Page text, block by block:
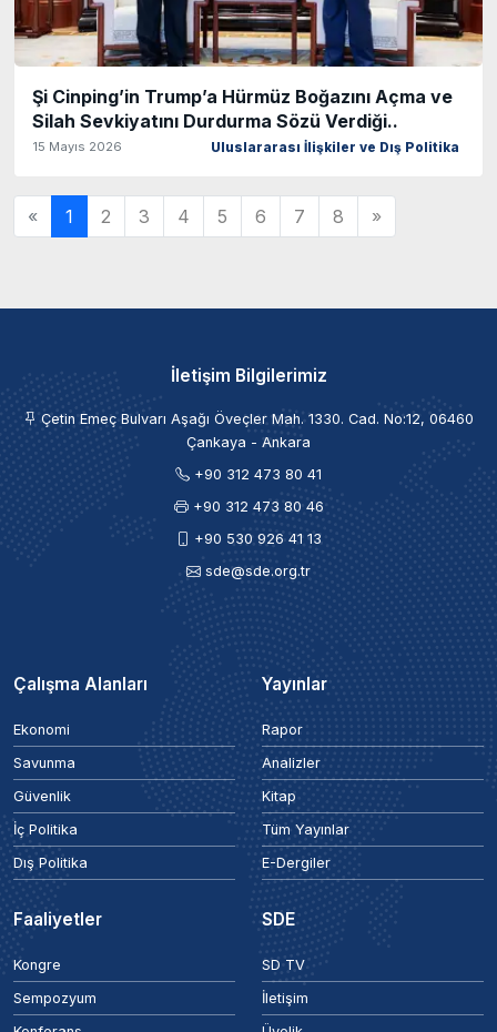
Şi Cinping’in Trump’a Hürmüz Boğazını Açma ve
Silah Sevkiyatını Durdurma Sözü Verdiği..
15 Mayıs 2026 Uluslararası İlişkiler ve Dış Politika
« 1 2 3 4 5 6 7 8 »
İletişim Bilgilerimiz
Çetin Emeç Bulvarı Aşağı Öveçler Mah. 1330. Cad. No:12, 06460
Çankaya - Ankara
+90 312 473 80 41
+90 312 473 80 46
+90 530 926 41 13
sde@sde.org.tr
Çalışma Alanları
Ekonomi
Savunma
Güvenlik
İç Politika
Dış Politika
Yayınlar
Rapor
Analizler
Kitap
Tüm Yayınlar
E-Dergiler
Faaliyetler
Kongre
Sempozyum
SDE
SD TV
İletişim